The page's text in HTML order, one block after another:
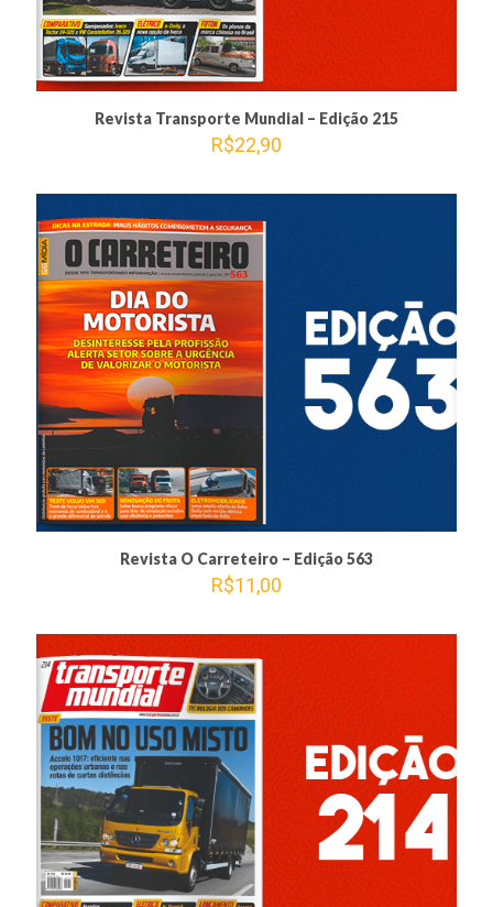
Revista Transporte Mundial – Edição 215
R$22,90
Revista O Carreteiro – Edição 563
R$11,00